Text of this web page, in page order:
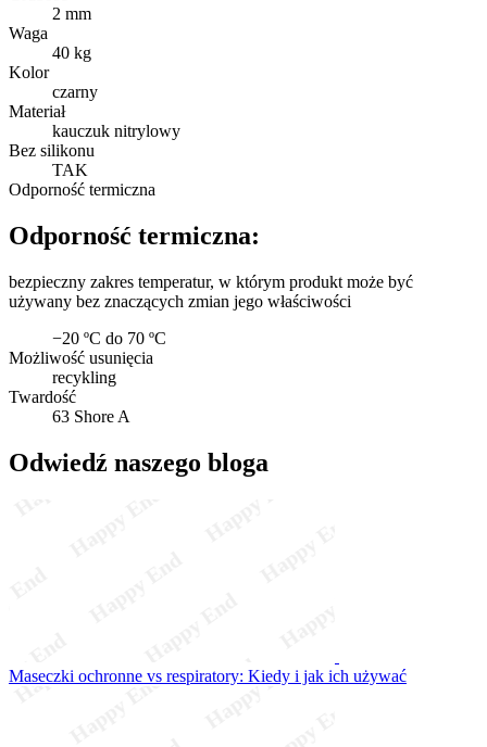
2 mm
Waga
40 kg
Kolor
czarny
Materiał
kauczuk nitrylowy
Bez silikonu
TAK
Odporność termiczna
Odporność termiczna:
bezpieczny zakres temperatur, w którym produkt może być
używany bez znaczących zmian jego właściwości
−20 ºC do 70 ºC
Możliwość usunięcia
recykling
Twardość
63 Shore A
Odwiedź naszego bloga
Maseczki ochronne vs respiratory: Kiedy i jak ich używać